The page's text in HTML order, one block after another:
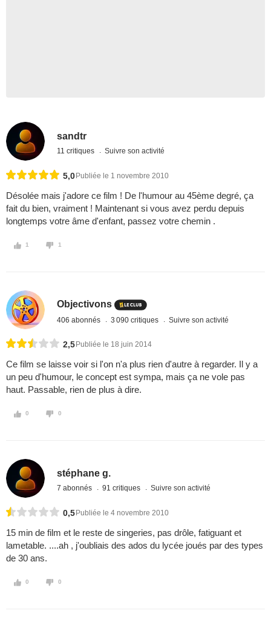
sandtr
11 critiques Suivre son activité
5,0 Publiée le 1 novembre 2010
Désolée mais j'adore ce film ! De l'humour au 45ème degré, ça
fait du bien, vraiment ! Maintenant si vous avez perdu depuis
longtemps votre âme d'enfant, passez votre chemin .
1 1
Objectivons
406 abonnés 3 090 critiques Suivre son activité
2,5 Publiée le 18 juin 2014
Ce film se laisse voir si l'on n'a plus rien d'autre à regarder. Il y a
un peu d'humour, le concept est sympa, mais ça ne vole pas
haut. Passable, rien de plus à dire.
0 0
stéphane g.
7 abonnés 91 critiques Suivre son activité
0,5 Publiée le 4 novembre 2010
15 min de film et le reste de singeries, pas drôle, fatiguant et
lametable. ....ah , j'oubliais des ados du lycée joués par des types
de 30 ans.
0 0